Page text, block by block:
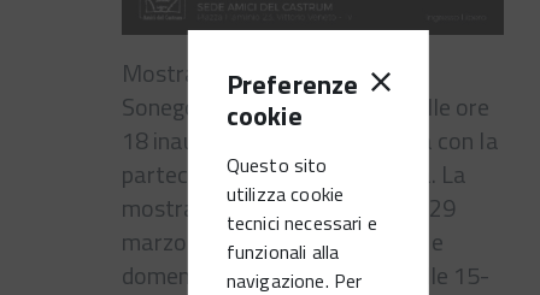
Preferenze
cookie
Questo sito
utilizza cookie
tecnici necessari e
funzionali alla
navigazione. Per
Mostra d'arte di Massimiliana
Sonego. Sabato 15 febbraio alle ore
18 inaugurazione della mostra con la
partecipazione di Lorena Gava. La
mostra rimarrà aperta fino al 29
marzo: sabato dalle 15-18.30 e
domenica dalle 10-12.00 e dalle 15-